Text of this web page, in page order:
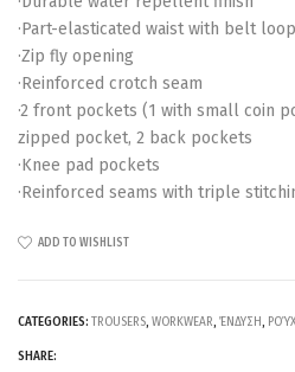
·Part-elasticated waist with belt
·Zip fly opening
·Reinforced crotch seam
·2 front pockets (1 with small coin
zipped pocket, 2 back pockets
·Knee pad pockets
·Reinforced seams with triple
ADD TO WISHLIST
CATEGORIES: TROUSERS, WORKWEAR, ΈΝΔΥΣΗ,
SHARE: